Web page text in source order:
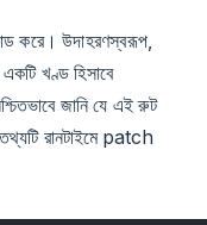
করে। উদাহরণস্বরূপ,
খণ্ড হিসাবে
জানি যে এই রুট
রানটাইমে patch